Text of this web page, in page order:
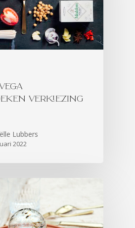
VERKIEZING
Lubbers
2022